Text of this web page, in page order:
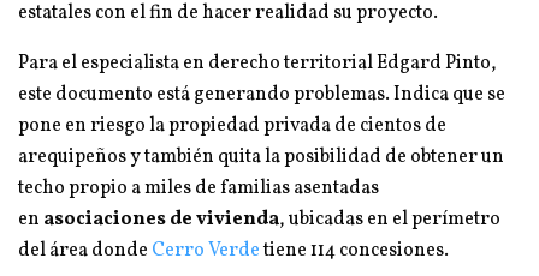
estatales con el fin de hacer realidad su proyecto.
Para el especialista en derecho territorial Edgard Pinto,
este documento está generando problemas. Indica que se
pone en riesgo la propiedad privada de cientos de
arequipeños y también quita la posibilidad de obtener un
techo propio a miles de familias asentadas
en asociaciones de vivienda, ubicadas en el perímetro
del área donde Cerro Verdetiene 114 concesiones.